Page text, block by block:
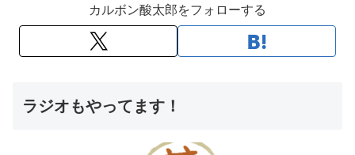
カルボン酸太郎をフォローする
ラジオもやってます！